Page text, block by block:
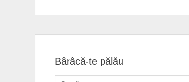
Bârâcă-te pălău
Search